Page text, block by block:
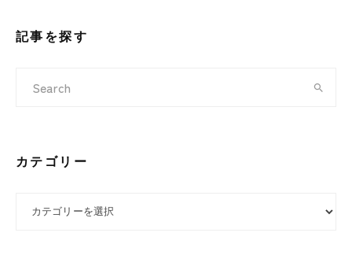
記事を探す
カテゴリー